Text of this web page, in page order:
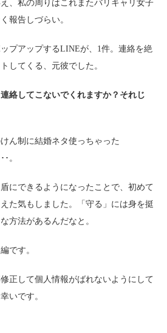
、私の周りはこれまたバリキャリ女子
報告しづらい。
プアップするLINEが、1件。連絡を絶
してくる、元彼でした。
絡してこないでくれますか？それじ
ん制に結婚ネタ使っちゃった
。
にできるようになったことで、初めて
た気もしました。「守る」には身を挺
方法があるんだなと。
です。
正して個人情報がばれないようにして
いです。